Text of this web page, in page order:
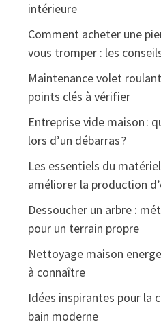
intérieure
Comment acheter une
vous tromper : les
Maintenance volet
points clés à vérifier
Entreprise vide maison :
lors d’un débarras ?
Les essentiels du
améliorer la production
Dessoucher un arbre :
pour un terrain propre
Nettoyage maison
à connaître
Idées inspirantes pour la
bain moderne